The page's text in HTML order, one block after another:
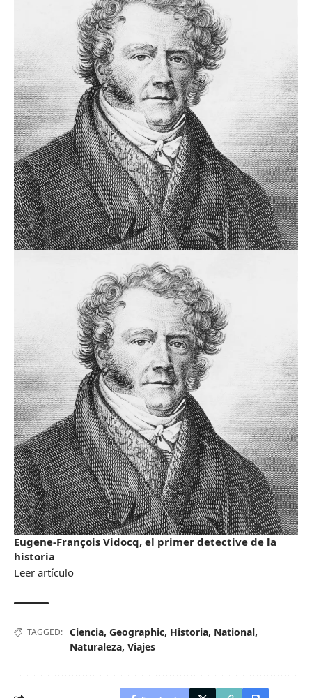
Eugene-François Vidocq, el primer detective de la
historia
Leer artículo
TAGGED: Ciencia, Geographic, Historia, National,
Naturaleza, Viajes